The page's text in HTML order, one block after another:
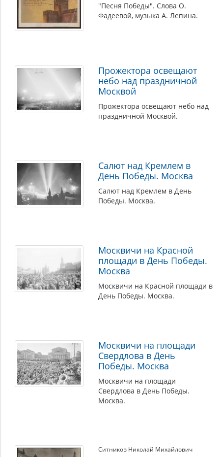
"Песня Победы". Слова О.
Фадеевой, музыка А. Лепина.
Прожектора освещают
небо над праздничной
Москвой
Прожектора освещают небо над
праздничной Москвой.
Салют над Кремлем в
День Победы. Москва
Салют над Кремлем в День
Победы. Москва.
Москвичи на Красной
площади в День Победы.
Москва
Москвичи на Красной площади в
День Победы. Москва.
Москвичи на площади
Свердлова в День
Победы. Москва
Москвичи на площади
Свердлова в День Победы.
Москва.
Ситников Николай Михайлович